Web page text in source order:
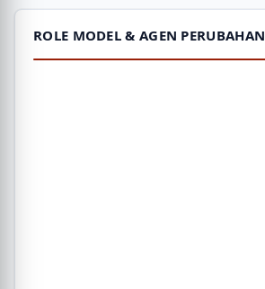
ROLE MODEL & AGEN PERUBAHAN